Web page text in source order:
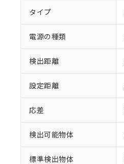
タイプ
電源の種類
検出距離
設定距離
応差
検出可能物体
標準検出物体